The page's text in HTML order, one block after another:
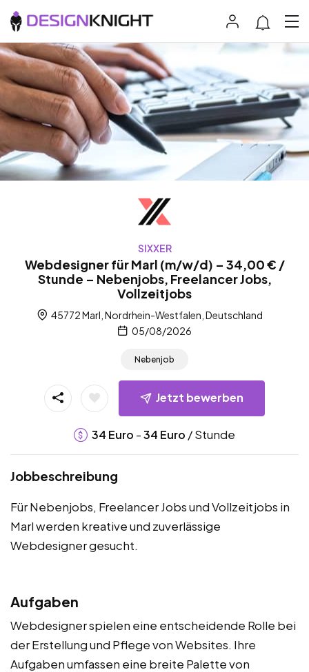
SIXXER
Webdesigner für Marl (m/w/d) – 34,00 € /
Stunde – Nebenjobs, Freelancer Jobs,
Vollzeitjobs
45772 Marl, Nordrhein-Westfalen, Deutschland
05/08/2026
Nebenjob
Jetzt bewerben
34 Euro -34 Euro / Stunde
Jobbeschreibung
Für Nebenjobs, Freelancer Jobs und Vollzeitjobs in
Marl werden kreative und zuverlässige
Webdesigner gesucht.
Aufgaben
Webdesigner spielen eine entscheidende Rolle bei
der Erstellung und Pflege von Websites. Ihre
Aufgaben umfassen eine breite Palette von